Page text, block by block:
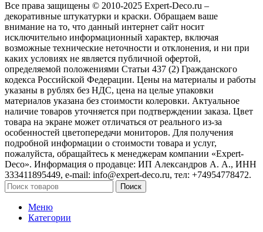
Все права защищены © 2010-2025 Expert-Deco.ru –
декоративные штукатурки и краски. Обращаем ваше
внимание на то, что данный интернет сайт носит
исключительно информационный характер, включая
возможные технические неточности и отклонения, и ни при
каких условиях не является публичной офертой,
определяемой положениями Статьи 437 (2) Гражданского
кодекса Российской Федерации. Цены на материалы и работы
указаны в рублях без НДС, цена на целые упаковки
материалов указана без стоимости колеровки. Актуальное
наличие товаров уточняется при подтверждении заказа. Цвет
товара на экране может отличаться от реального из‑за
особенностей цветопередачи мониторов. Для получения
подробной информации о стоимости товара и услуг,
пожалуйста, обращайтесь к менеджерам компании «Expert-
Deco». Информация о продавце: ИП Александров А. А., ИНН
333411895449, e-mail: info@expert-deco.ru, тел: +74954778472.
Поиск
Меню
Категории